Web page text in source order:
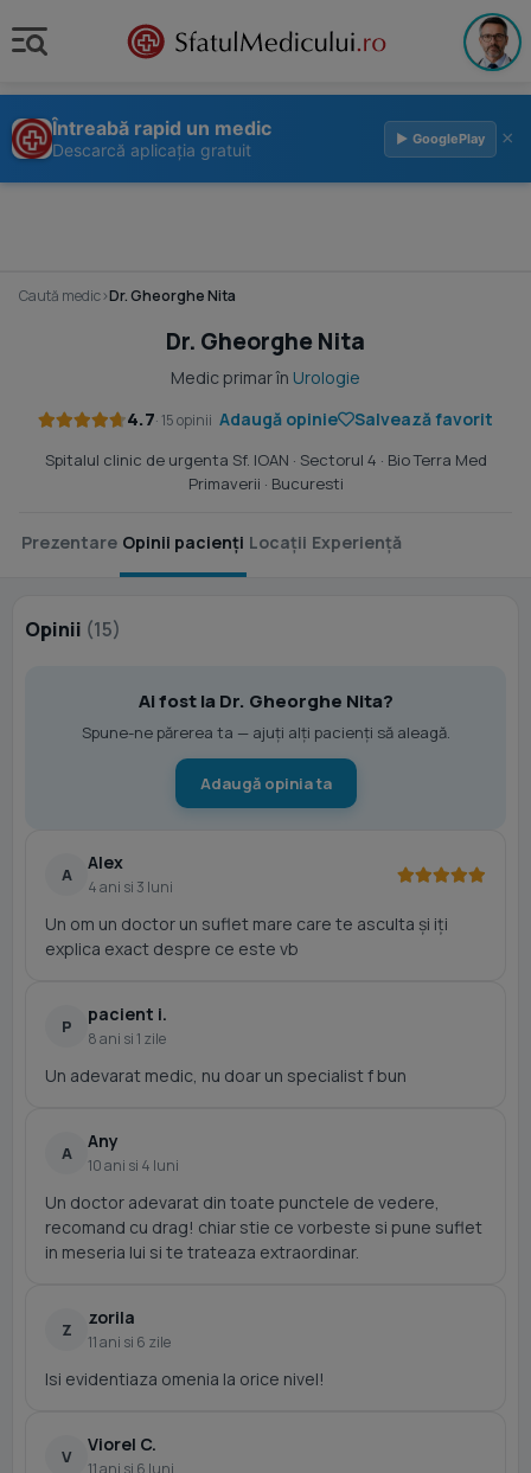
Întreabă rapid un medic
Descarcă aplicația gratuit
▶ GooglePlay ×
Caută medic›Dr. Gheorghe Nita
Dr. Gheorghe Nita
Medic primar în Urologie
4.7· 15 opinii Adaugă opinie Salvează favorit
Spitalul clinic de urgenta Sf. IOAN · Sectorul 4 · Bio Terra Med
Primaverii · Bucuresti
Prezentare Opinii pacienți Locații Experiență
Opinii (15)
Ai fost la Dr. Gheorghe Nita?
Spune-ne părerea ta — ajuți alți pacienți să aleagă.
Adaugă opinia ta
A
Alex
4 ani si 3 luni
Un om un doctor un suflet mare care te asculta și iți
explica exact despre ce este vb
P
pacient i.
8 ani si 1 zile
Un adevarat medic, nu doar un specialist f bun
A
Any
10 ani si 4 luni
Un doctor adevarat din toate punctele de vedere,
recomand cu drag! chiar stie ce vorbeste si pune suflet
in meseria lui si te trateaza extraordinar.
Z
zorila
11 ani si 6 zile
Isi evidentiaza omenia la orice nivel!
V
Viorel C.
11 ani si 6 luni